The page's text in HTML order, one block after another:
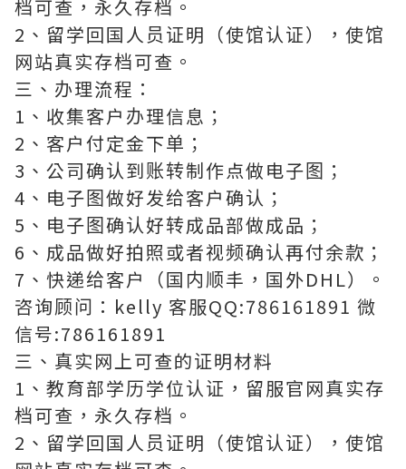
档可查，永久存档。
2、留学回国人员证明（使馆认证），使馆
网站真实存档可查。
三、办理流程：
1、收集客户办理信息；
2、客户付定金下单；
3、公司确认到账转制作点做电子图；
4、电子图做好发给客户确认；
5、电子图确认好转成品部做成品；
6、成品做好拍照或者视频确认再付余款；
7、快递给客户（国内顺丰，国外DHL）。
咨询顾问：kelly 客服QQ:786161891 微
信号:786161891
三、真实网上可查的证明材料
1、教育部学历学位认证，留服官网真实存
档可查，永久存档。
2、留学回国人员证明（使馆认证），使馆